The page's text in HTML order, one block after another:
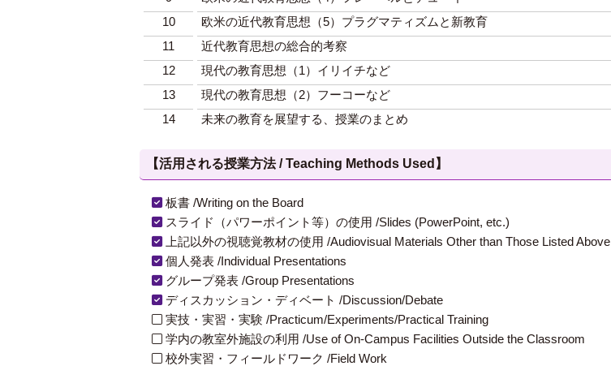
10
欧米の近代教育思想（5）プラグマティズムと新教育
11
近代教育思想の総合的考察
12
現代の教育思想（1）イリイチなど
13
現代の教育思想（2）フーコーなど
14
未来の教育を展望する、授業のまとめ
【活用される授業方法 / Teaching Methods Used】
板書 /Writing on the Board
スライド（パワーポイント等）の使用 /Slides (PowerPoint, etc.)
上記以外の視聴覚教材の使用 /Audiovisual Materials Other than Those Listed Above
個人発表 /Individual Presentations
グループ発表 /Group Presentations
ディスカッション・ディベート /Discussion/Debate
実技・実習・実験 /Practicum/Experiments/Practical Training
学内の教室外施設の利用 /Use of On-Campus Facilities Outside the Classroom
校外実習・フィールドワーク /Field Work